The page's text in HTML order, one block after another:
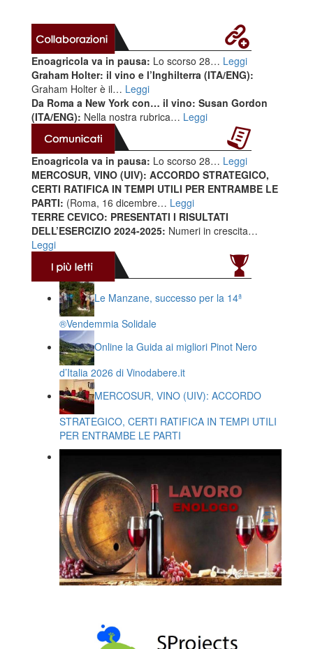
Enoagricola va in pausa: Lo scorso 28… Leggi
Graham Holter: il vino e l’Inghilterra (ITA/ENG):
Graham Holter è il… Leggi
Da Roma a New York con… il vino: Susan Gordon
(ITA/ENG): Nella nostra rubrica… Leggi
Enoagricola va in pausa: Lo scorso 28… Leggi
MERCOSUR, VINO (UIV): ACCORDO STRATEGICO,
CERTI RATIFICA IN TEMPI UTILI PER ENTRAMBE LE
PARTI: (Roma, 16 dicembre… Leggi
TERRE CEVICO: PRESENTATI I RISULTATI
DELL’ESERCIZIO 2024-2025: Numeri in crescita…
Leggi
Le Manzane, successo per la 14ª
®️Vendemmia Solidale
Online la Guida ai migliori Pinot Nero
d’Italia 2026 di Vinodabere.it
MERCOSUR, VINO (UIV): ACCORDO
STRATEGICO, CERTI RATIFICA IN TEMPI UTILI
PER ENTRAMBE LE PARTI